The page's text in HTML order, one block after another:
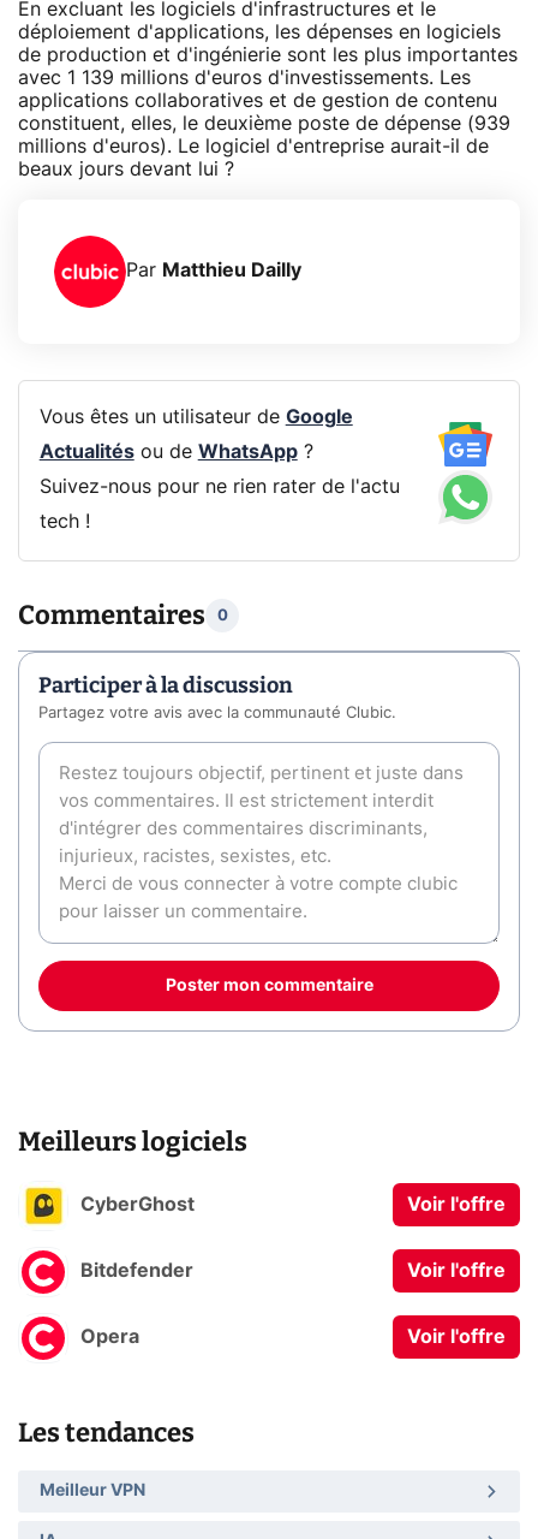
En excluant les logiciels d'infrastructures et le
déploiement d'applications, les dépenses en logiciels
de production et d'ingénierie sont les plus importantes
avec 1 139 millions d'euros d'investissements. Les
applications collaboratives et de gestion de contenu
constituent, elles, le deuxième poste de dépense (939
millions d'euros). Le logiciel d'entreprise aurait-il de
beaux jours devant lui ?
Par Matthieu Dailly
Vous êtes un utilisateur de Google
Actualitésou de WhatsApp?
Suivez-nous pour ne rien rater de l'actu
tech !
Commentaires 0
Participer à la discussion
Partagez votre avis avec la communauté Clubic.
Poster mon commentaire
Meilleurs logiciels
CyberGhost Voir l'offre
Bitdefender Voir l'offre
Opera Voir l'offre
Les tendances
Meilleur VPN